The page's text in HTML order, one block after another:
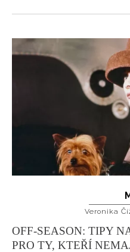
Přihlášením k newsletteru
Veronika
OFF-SEASON: TIPY
PRO TY, KTEŘÍ